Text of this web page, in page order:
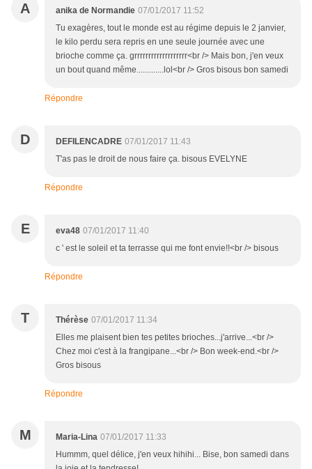
A anika de Normandie 07/01/2017 11:52
Tu exagères, tout le monde est au régime depuis le 2 janvier,
le kilo perdu sera repris en une seule journée avec une
brioche comme ça. grrrrrrrrrrrrrrrrrrr<br /> Mais bon, j'en veux
un bout quand même.............lol<br /> Gros bisous bon samedi
Répondre
D DEFILENCADRE 07/01/2017 11:43
T'as pas le droit de nous faire ça. bisous EVELYNE
Répondre
E eva48 07/01/2017 11:40
c ' est le soleil et ta terrasse qui me font envie!!<br /> bisous
Répondre
T Thérèse 07/01/2017 11:34
Elles me plaisent bien tes petites brioches...j'arrive...<br />
Chez moi c'est à la frangipane...<br /> Bon week-end.<br />
Gros bisous
Répondre
M Maria-Lina 07/01/2017 11:33
Hummm, quel délice, j'en veux hihihi... Bise, bon samedi dans